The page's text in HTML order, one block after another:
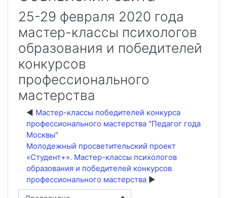
25-29 февраля 2020 года
мастер-классы психологов
образования и победителей
конкурсов
профессионального
мастерства
Мастер-классы победителей конкурса
профессионального мастерства "Педагог года
Москвы"
Молодежный просветительский проект
«Студент+». Мастер-классы психологов
образования и победителей конкурсов
профессионального мастерства